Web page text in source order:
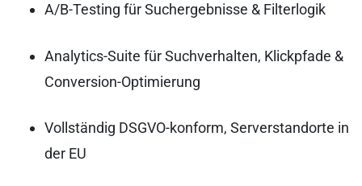
A/B-Testing für Suchergebnisse & Filterlogik
Analytics-Suite für Suchverhalten, Klickpfade &
Conversion-Optimierung
Vollständig DSGVO-konform, Serverstandorte in
der EU